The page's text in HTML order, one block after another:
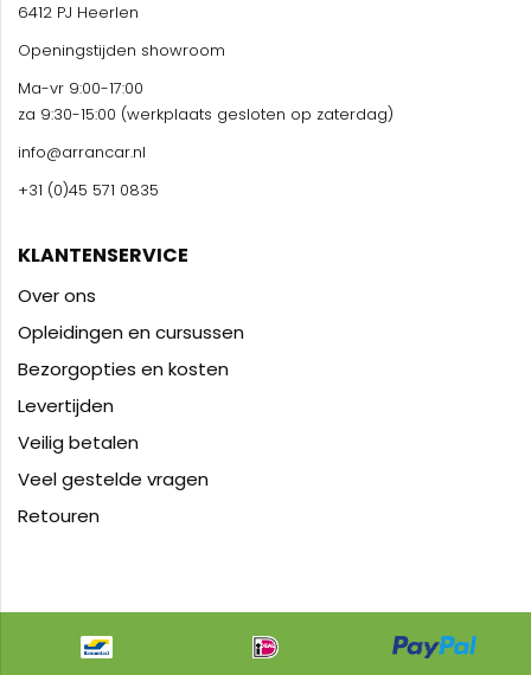
6412 PJ Heerlen
Openingstijden showroom
Ma-vr 9:00-17:00
za 9:30-15:00 (werkplaats gesloten op zaterdag)
info@arrancar.nl
+31 (0)45 571 0835
KLANTENSERVICE
Over ons
Opleidingen en cursussen
Bezorgopties en kosten
Levertijden
Veilig betalen
Veel gestelde vragen
Retouren